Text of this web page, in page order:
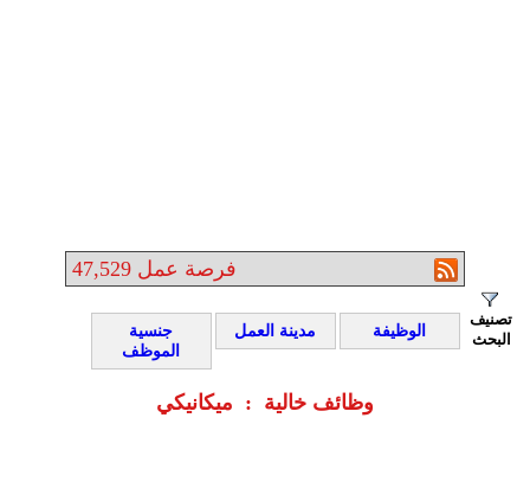
47,529 فرصة عمل
تصنيف
البحث
الوظيفة مدينة العمل
جنسية
الموظف
وظائف خالية : ميكانيكي